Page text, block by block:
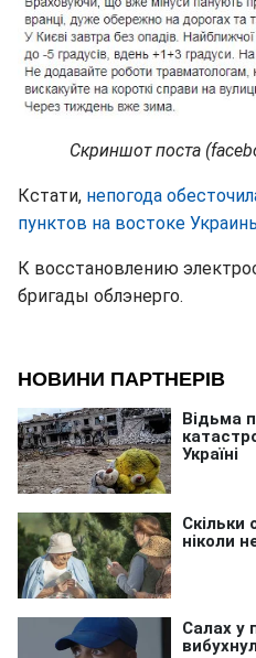
Скриншот поста
Кстати, непогода
пунктов на востоке
К восстановлению
бригады облэнерго.